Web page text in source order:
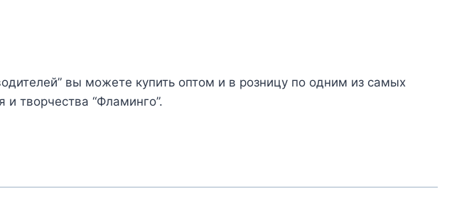
вы можете купить оптом и в розницу по одним из самых
творчества “Фламинго”.